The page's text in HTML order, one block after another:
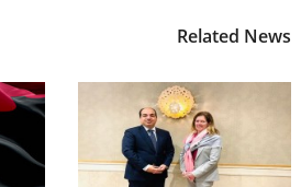
Related News